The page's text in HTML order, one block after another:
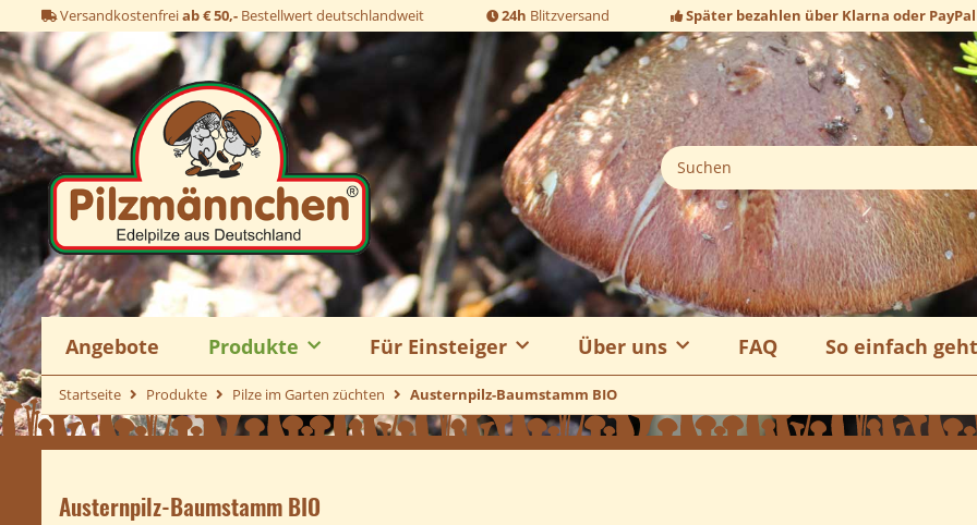
Versandkostenfreiab € 50,- Bestellwert deutschlandweit 24h Blitzversand Später bezahlen über Klarna oder PayPal
Angebote Produkte Für Einsteiger Über uns FAQ So einfach
Startseite Produkte Pilze im Garten züchten Austernpilz-Baumstamm BIO
Austernpilz-Baumstamm BIO